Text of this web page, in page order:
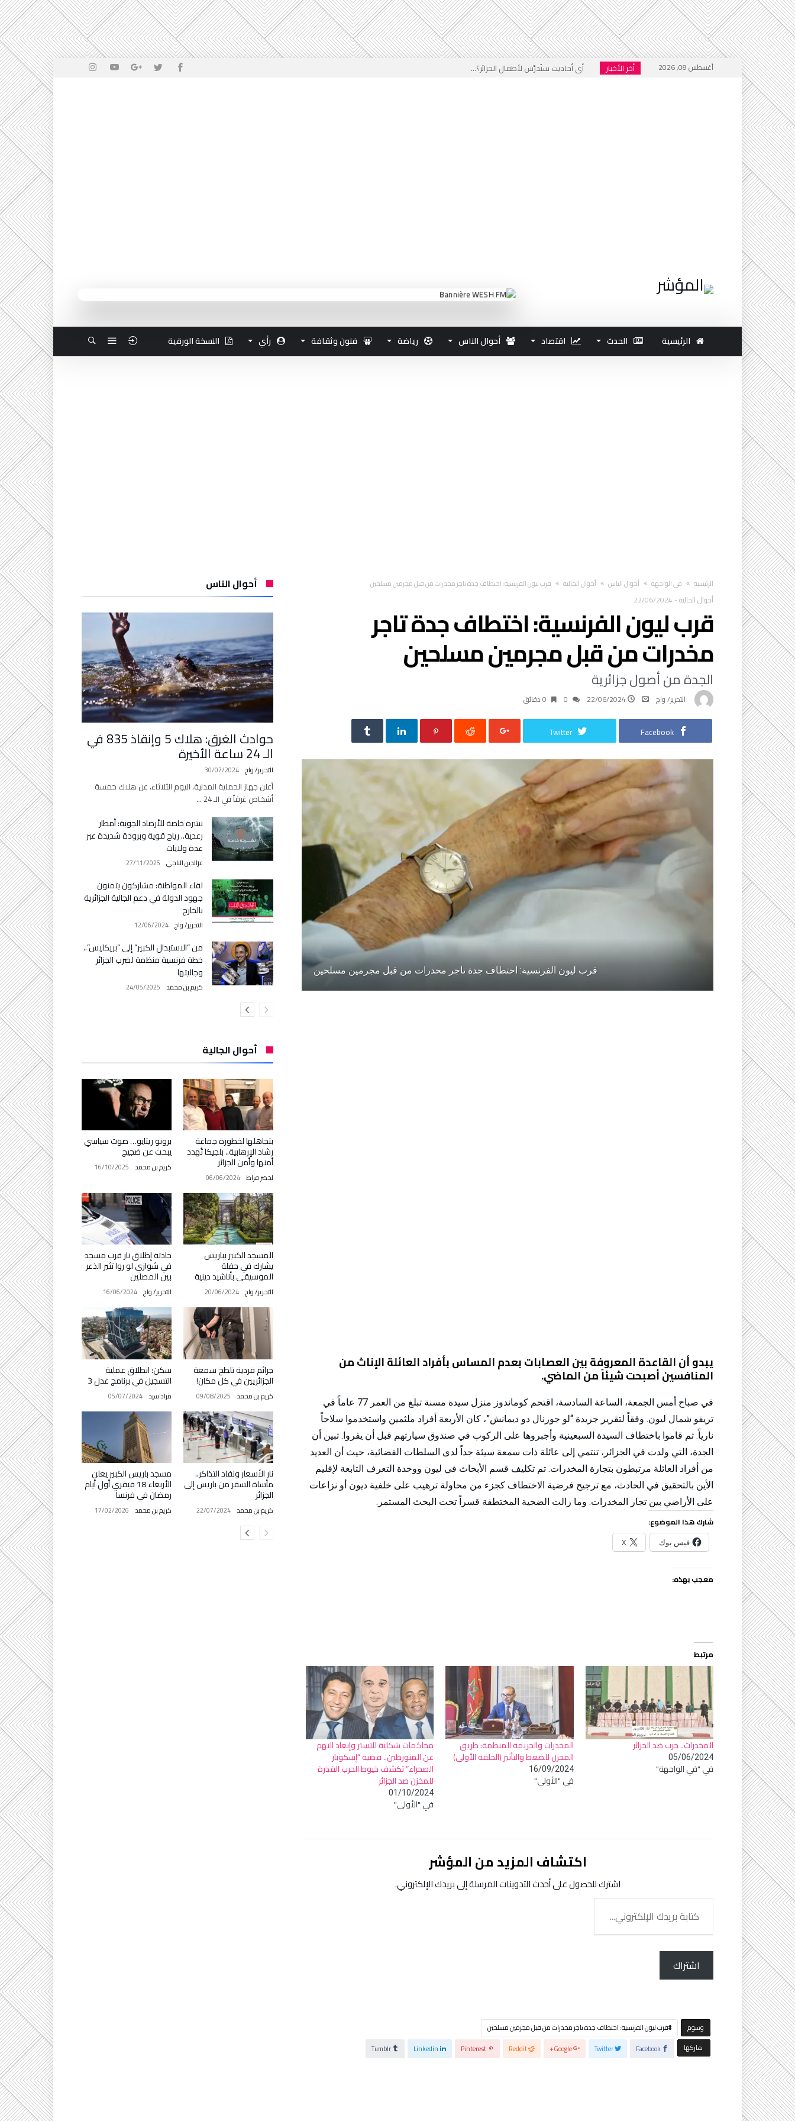
أغسطس 08, 2026 أخر الأخبار أي أحاديث ستُدرَّس لأطفال الجزائر؟...
الرئيسية الحدث اقتصاد أحوال الناس رياضة فنون وثقافة رأي النسخة الورقية
‫الرئيسية‬ في الواجهة أحوال الناس أحوال الجالية قرب ليون الفرنسية: اختطاف جدة تاجر مخدرات من قبل مجرمين مسلحين
أحوال الجالية-
22/06/2024
قرب ليون الفرنسية: اختطاف جدة تاجر
مخدرات من قبل مجرمين مسلحين
الجدة من أصول جزائرية
التحرير/ واج 22/06/2024 0 ‫دقائق‬
Facebook
Twitter
قرب ليون الفرنسية: اختطاف جدة تاجر مخدرات من قبل مجرمين مسلحين
يبدو أن القاعدة المعروفة بين العصابات بعدم المساس بأفراد العائلة الإناث من
المنافسين أصبحت شيئاً من الماضي.
في صباح أمس الجمعة، الساعة السادسة، اقتحم كوماندوز منزل سيدة مسنة تبلغ من العمر 77 عاماً في
تريفو شمال ليون. وفقاً لتقرير جريدة “لو جورنال دو ديمانش”، كان الأربعة أفراد ملثمين واستخدموا سلاحاً
نارياً. ثم قاموا باختطاف السيدة السبعينية وأجبروها على الركوب في صندوق سيارتهم قبل أن يفروا. تبين أن
الجدة، التي ولدت في الجزائر، تنتمي إلى عائلة ذات سمعة سيئة جداً لدى السلطات القضائية، حيث أن العديد
من أفراد العائلة مرتبطون بتجارة المخدرات. تم تكليف قسم الأبحاث في ليون ووحدة التعرف التابعة لإقليم
الأين بالتحقيق في الحادث، مع ترجيح فرضية الاختطاف كجزء من محاولة ترهيب على خلفية ديون أو نزاعات
على الأراضي بين تجار المخدرات. وما زالت الضحية المختطفة قسراً تحت البحث المستمر.
شارك هذا الموضوع:
فيس بوك X
معجب بهذه:
مرتبط
المخدرات.. حرب ضد الجزائر
05/06/2024
في "في الواجهة"
المخدرات والجريمة المنظمة: طريق
المخزن للضغط والتأثير (الحلقة الأولى)
16/09/2024
في "الأولى"
محاكمات شكلية للتستر وإبعاد التهم
عن المتورطين.. قضية “إسكوبار
الصحراء” تكشف خيوط الحرب القذرة
للمخزن ضد الجزائر
01/10/2024
في "الأولى"
اكتشاف المزيد من المؤشر
اشترك للحصول على أحدث التدوينات المرسلة إلى بريدك الإلكتروني.
بريدك
الإلكتروني...
اشتراك
‫‫‫‫وسوم‬
قرب ليون الفرنسية: اختطاف جدة تاجر مخدرات من قبل مجرمين مسلحين
‫‫ شاركها‬
Facebook
Twitter
Google+
Reddit
Pinterest
Linkedin
Tumblr
أحوال الناس
حوادث الغرق: هلاك 5 وإنقاذ 835 في
الـ 24 ساعة الأخيرة
التحرير/ واج 30/07/2024
أعلن جهاز الحماية المدنية، اليوم الثلاثاء، عن هلاك خمسة
أشخاص غرقاً في الـ 24 …
نشرة خاصة للأرصاد الجوية: أمطار
رعدية.. رياح قوية وبرودة شديدة عبر
عدة ولايات
عزالدين الباجي 27/11/2025
لقاء المواطنة: مشاركون يثمنون
جهود الدولة في دعم الجالية الجزائرية
بالخارج
التحرير/ واج 12/06/2024
من “الاستبدال الكبير” إلى “بريكليس”..
خطة فرنسية منظمة لضرب الجزائر
وجاليتها
كريم بن محمد 24/05/2025
أحوال الجالية
برونو ريتايو… صوت سياسي
يبحث عن ضجيج
كريم بن محمد 16/10/2025
بتجاهلها لخطورة جماعة
رشاد الإرهابية.. بلجيكا تُهدد
أمنها وأمن الجزائر
لخضر فراط 06/06/2024
حادثة إطلاق نار قرب مسجد
في شوازي لو روا تثير الذعر
بين المصلين
التحرير/ واج 16/06/2024
المسجد الكبير بباريس
يشارك في حفلة
الموسيقى بأناشيد دينية
التحرير/ واج 20/06/2024
سكن: انطلاق عملية
التسجيل في برنامج عدل 3
مراد سيد 05/07/2024
جرائم فردية تلطخ سمعة
الجزائريين في كل مكان!
كريم بن محمد 09/08/2025
مسجد باريس الكبير يعلن
الأربعاء 18 فيفري أول أيام
رمضان في فرنسا
كريم بن محمد 17/02/2026
نار الأسعار ونفاد التذاكر..
مأساة السفر من باريس إلى
الجزائر
كريم بن محمد 22/07/2024